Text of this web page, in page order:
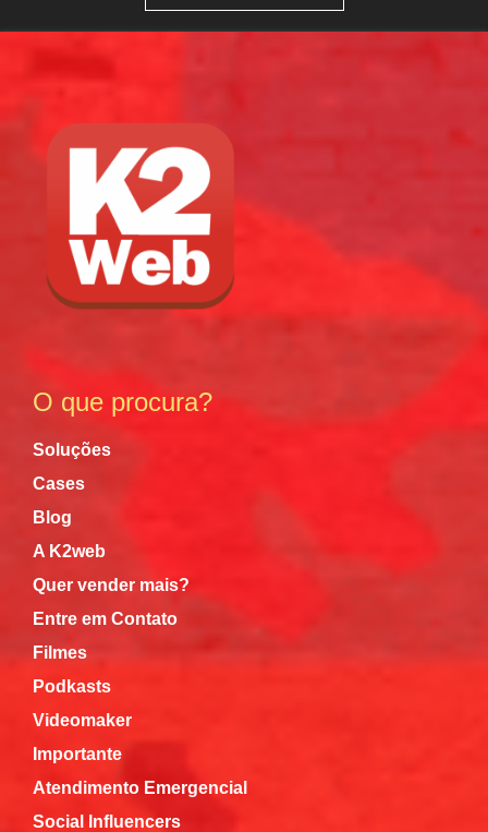
O que procura?
Soluções
Cases
Blog
A K2web
Quer vender mais?
Entre em Contato
Filmes
Podkasts
Videomaker
Importante
Atendimento Emergencial
Social Influencers